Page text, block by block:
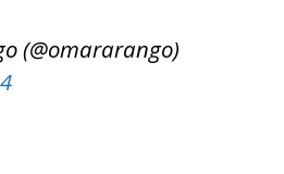
(@omararango)